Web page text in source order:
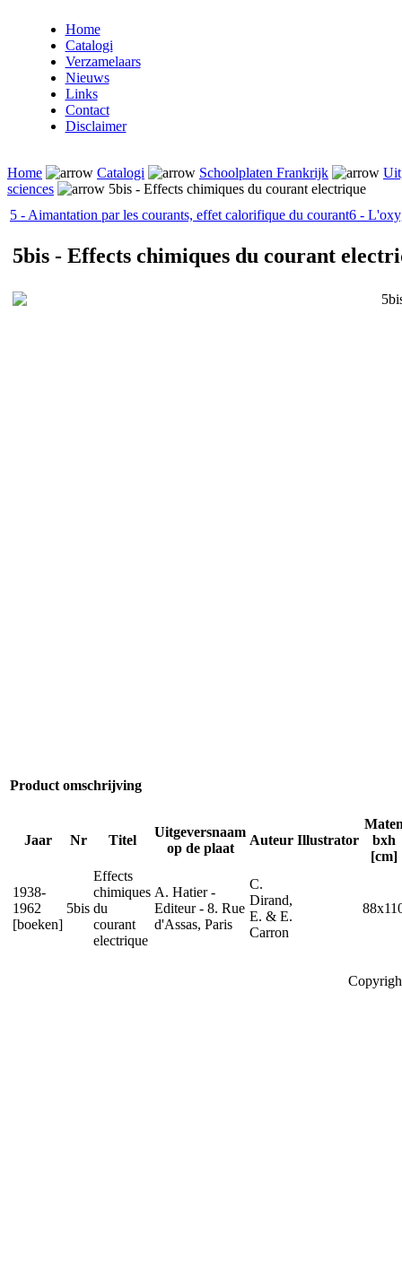
Home
Catalogi
Verzamelaars
Nieuws
Links
Contact
Disclaimer
Home Catalogi Schoolplaten Frankrijk
sciences
5bis - Effects chimiques du courant electrique
5 - Aimantation par les courants, effet calorifique du courant6 -
5bis - Effects chimiques du courant
Product omschrijving
Jaar Nr Titel
Uitgeversnaam
op de plaat
Auteur Illustrator
bxh
[cm]
1938-
1962
[boeken]
5bis
Effects
chimiques
du
courant
electrique
A. Hatier -
Editeur - 8. Rue
d'Assas, Paris
C.
Dirand,
E. & E.
Carron